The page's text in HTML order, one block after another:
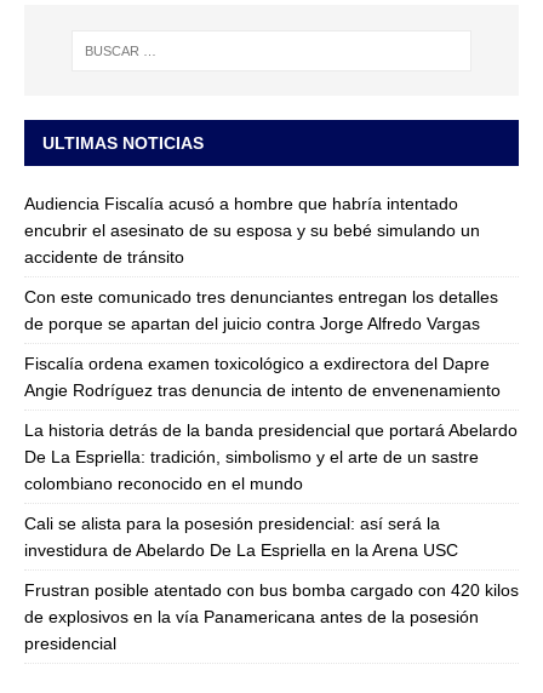
ULTIMAS NOTICIAS
Audiencia Fiscalía acusó a hombre que habría intentado
encubrir el asesinato de su esposa y su bebé simulando un
accidente de tránsito
Con este comunicado tres denunciantes entregan los detalles
de porque se apartan del juicio contra Jorge Alfredo Vargas
Fiscalía ordena examen toxicológico a exdirectora del Dapre
Angie Rodríguez tras denuncia de intento de envenenamiento
La historia detrás de la banda presidencial que portará Abelardo
De La Espriella: tradición, simbolismo y el arte de un sastre
colombiano reconocido en el mundo
Cali se alista para la posesión presidencial: así será la
investidura de Abelardo De La Espriella en la Arena USC
Frustran posible atentado con bus bomba cargado con 420 kilos
de explosivos en la vía Panamericana antes de la posesión
presidencial